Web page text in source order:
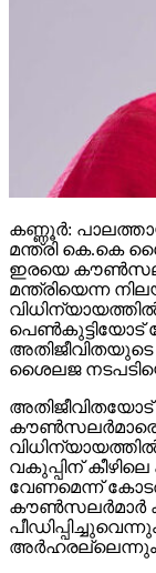
കണ്ണൂര്‍:
മന്ത്രി കെ.കെ
ഇരയെ
മന്ത്രിയെന്ന
പെണ്‍കുട്ടിയോട്
ശൈലജ
കൗണ്‍സലര്‍മാരെ
വകുപ്പിന്
വേണമെന്ന്
കൗണ്‍സലര്‍മാര്‍